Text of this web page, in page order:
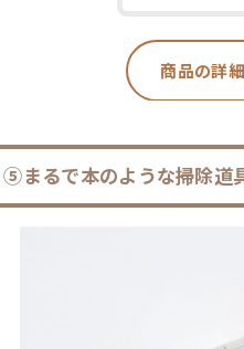
商品の詳
⑤まるで本のような掃除道